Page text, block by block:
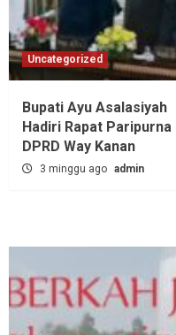
Uncategorized
Bupati Ayu Asalasiyah
Hadiri Rapat Paripurna
DPRD Way Kanan
3 minggu ago admin